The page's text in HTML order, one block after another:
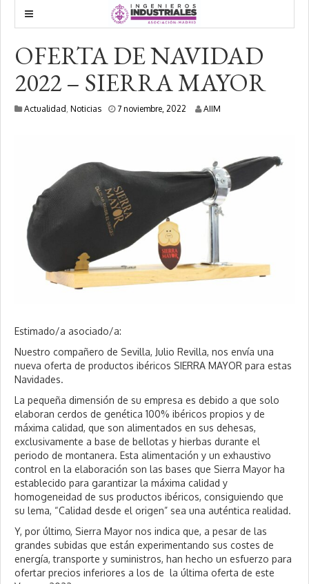
OFERTA DE NAVIDAD
2022 – SIERRA MAYOR
Actualidad , Noticias 7 noviembre, 2022
,
AIIM
Estimado/a asociado/a:
Nuestro compañero de Sevilla, Julio Revilla, nos envía una
nueva oferta de productos ibéricos SIERRA MAYOR para estas
Navidades.
La pequeña dimensión de su empresa es debido a que solo
elaboran cerdos de genética 100% ibéricos propios y de
máxima calidad, que son alimentados en sus dehesas,
exclusivamente a base de bellotas y hierbas durante el
periodo de montanera. Esta alimentación y un exhaustivo
control en la elaboración son las bases que Sierra Mayor ha
establecido para garantizar la máxima calidad y
homogeneidad de sus productos ibéricos, consiguiendo que
su lema, “Calidad desde el origen” sea una auténtica realidad.
Y, por último, Sierra Mayor nos indica que, a pesar de las
grandes subidas que están experimentando sus costes de
energía, transporte y suministros, han hecho un esfuerzo para
ofertar precios inferiores a los de la última oferta de este